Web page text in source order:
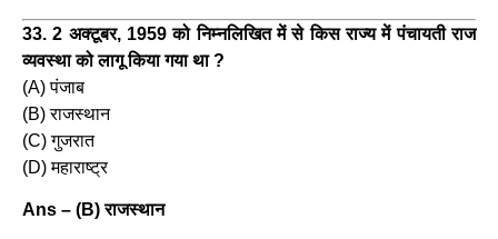
33. 2 अक्टूबर, 1959 को निम्नलिखित में से किस राज्य में पंचायती राज
व्यवस्था को लागू किया गया था ?
(A) पंजाब
(B) राजस्थान
(C) गुजरात
(D) महाराष्ट्र
Ans – (B) राजस्थान